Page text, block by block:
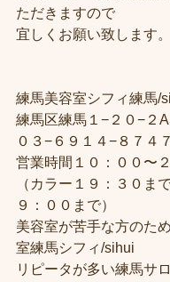
ただきますので
宜しくお願い致します。
練馬美容室シフィ練馬/
練馬区練馬１−２０−２
０３−６９１４−８７４７
営業時間１０：００〜
（カラー１９：３０ま
９：００まで）
美容室が苦手な方のた
室練馬シフィ/sihui
リピータが多い練馬サ